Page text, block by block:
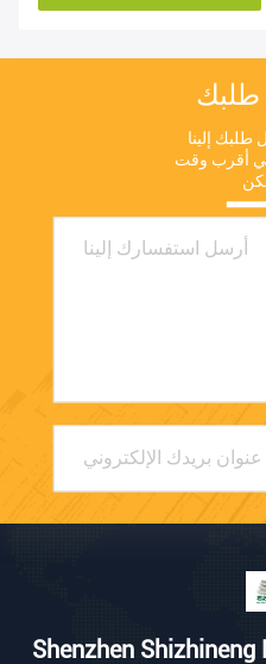
Shenzhen